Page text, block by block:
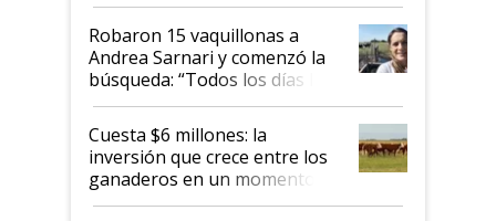
Robaron 15 vaquillonas a
Andrea Sarnari y comenzó la
búsqueda: “Todos los días le
toca a algún productor”
Cuesta $6 millones: la
inversión que crece entre los
ganaderos en un momento
histórico para la actividad